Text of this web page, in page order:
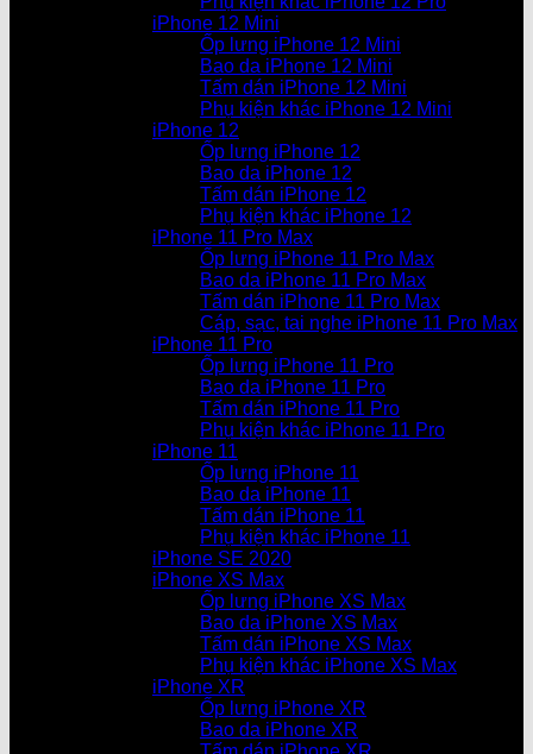
iPhone 12 Mini
Ốp lưng iPhone 12 Mini
Bao da iPhone 12 Mini
Tấm dán iPhone 12 Mini
Phụ kiện khác iPhone 12 Mini
iPhone 12
Ốp lưng iPhone 12
Bao da iPhone 12
Tấm dán iPhone 12
Phụ kiện khác iPhone 12
iPhone 11 Pro Max
Ốp lưng iPhone 11 Pro Max
Bao da iPhone 11 Pro Max
Tấm dán iPhone 11 Pro Max
Cáp, sạc, tai nghe iPhone 11 Pro Max
iPhone 11 Pro
Ốp lưng iPhone 11 Pro
Bao da iPhone 11 Pro
Tấm dán iPhone 11 Pro
Phụ kiện khác iPhone 11 Pro
iPhone 11
Ốp lưng iPhone 11
Bao da iPhone 11
Tấm dán iPhone 11
Phụ kiện khác iPhone 11
iPhone SE 2020
iPhone XS Max
Ốp lưng iPhone XS Max
Bao da iPhone XS Max
Tấm dán iPhone XS Max
Phụ kiện khác iPhone XS Max
iPhone XR
Ốp lưng iPhone XR
Bao da iPhone XR